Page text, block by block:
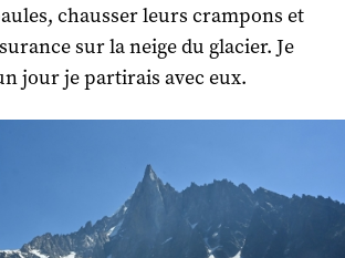
chausser leurs crampons et
sur la neige du glacier. Je
jour je partirais avec eux.